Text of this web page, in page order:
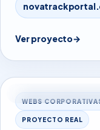
Ver proyecto→
WEBS
PROYECTO REAL